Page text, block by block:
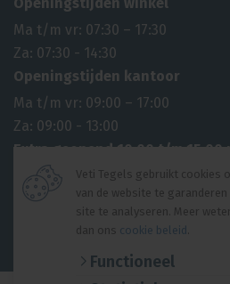
Ma t/m vr: 07:30 – 17:30
Za: 07:30 - 14:30
Openingstijden kantoor
Ma t/m vr: 09:00 – 17:00
Za: 09:00 - 13:00
Extra geopend 10.00 t/m 15.00
6 april 2026 2e
27 april 2026
14 mei 2026
Website ontwikkeling door Lined
Volg ons hier op social media
Veti Tegels gebruikt cookies
van de website te
site te analyseren. Meer
dan ons cookie beleid
Functioneel